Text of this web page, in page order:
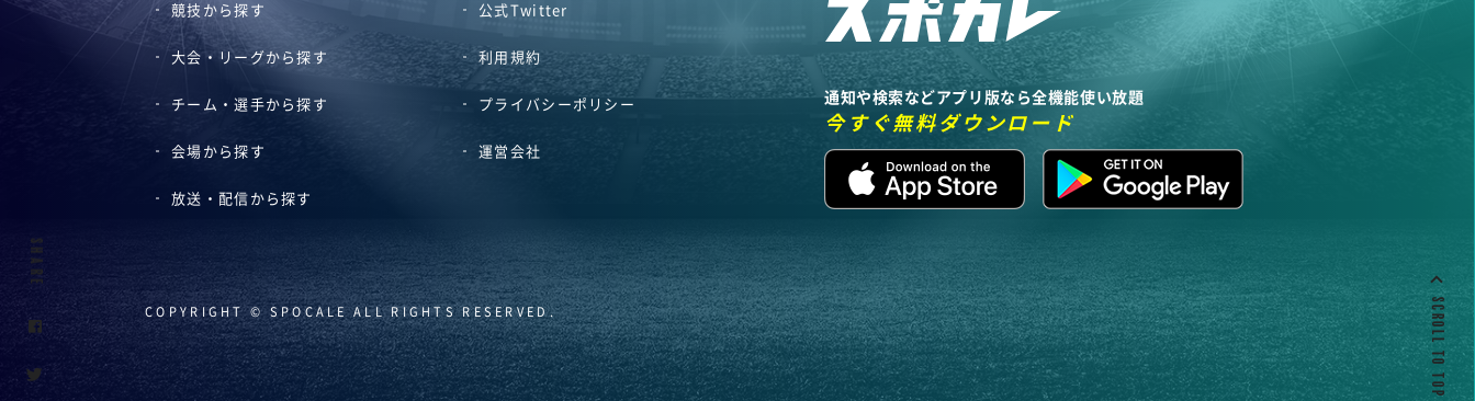
競技から探す
大会・リーグから探す
チーム・選手から探す
会場から探す
放送・配信から探す
公式Twitter
利用規約
プライバシーポリシー
運営会社
通知や検索などアプリ版なら全機能使い放題
今すぐ無料ダウンロード
COPYRIGHT © SPOCALE ALL RIGHTS RESERVED. SCROLL TO TOP
SHARE